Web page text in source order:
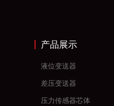
产品展示
液位变送器
差压变送器
压力传感器芯体